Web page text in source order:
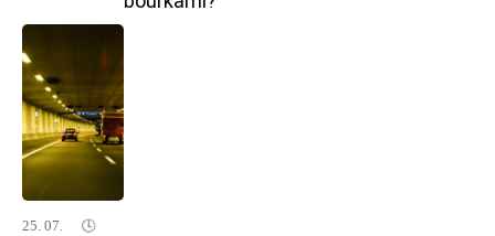
25. 07.
🕓